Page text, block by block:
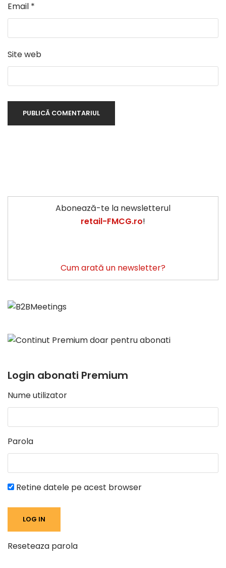
Email *
Site web
Abonează-te la newsletterul
retail-FMCG.ro!
Cum arată un newsletter?
Login abonati Premium
Nume utilizator
Parola
Retine datele pe acest browser
Reseteaza parola